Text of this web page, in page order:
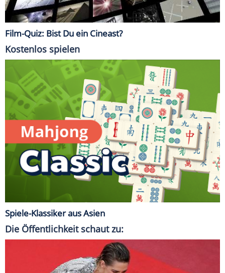
Film-Quiz: Bist Du ein Cineast?
Kostenlos spielen
Spiele-Klassiker aus Asien
Die Öffentlichkeit schaut zu: